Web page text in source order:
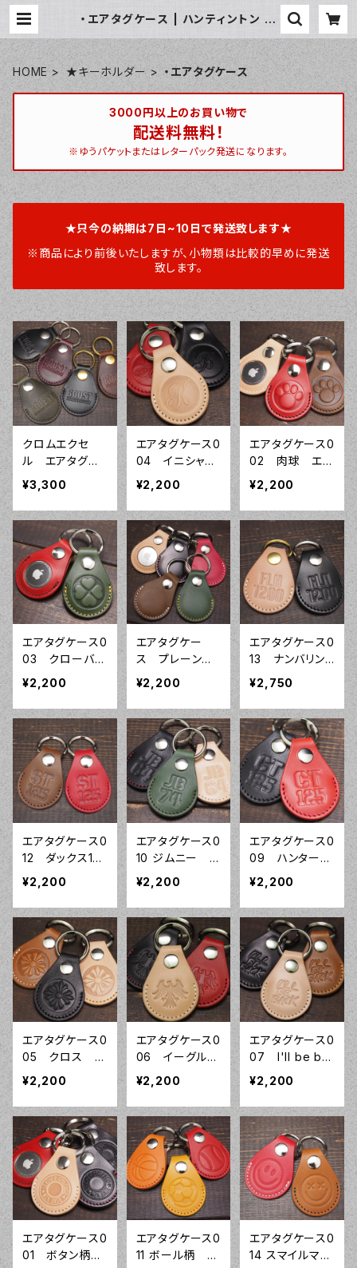
・エアタグケース | ハンティントン 宮
base
HOME
★キーホルダー ・エアタグケース
3000円以上のお買い物で
配送料無料！
※ゆうパケットまたはレターパック発送になります。
★只今の納期は7日~10日で発送致します★
※商品により前後いたしますが、小物類は比較的早めに発送
致します。
クロムエクセ
ル エアタグケ
ース コインキ
ーホルダー 本
革レザー エアタ
グ ケース カバ
ー AirTag キ
ーホルダー
¥3,300
エアタグケース0
04 イニシャ
ル エアタグカ
バー オーダー
メイド 本革レ
ザー AirTag
栃木レザー 姫
路レザー
¥2,200
エアタグケース0
02 肉球 エア
タグカバー オ
ーダーメイド
本革レザー Air
Tag 栃木レザ
ー 姫路レザー
¥2,200
エアタグケース0
03 クローバ
ー エアタグカ
バー オーダー
メイド 本革レ
ザー AirTag
栃木レザー 姫
路レザー
¥2,200
エアタグケー
ス プレーン
エアタグカバ
ー オーダーメ
イド 本革レザ
ー AirTag 栃
木レザー 姫路
レザー
¥2,200
エアタグケース0
13 ナンバリン
グ ナンバープレ
ート 車体番号
誕生日 本革レザ
ー エアタグ ケ
ース カバー Air
Tag 栃木レザ
ー 姫路レザ
ー キーホルダ
ー
¥2,750
エアタグケース0
12 ダックス125
ST125 DAX1
25 本革レザー
エアタグ ケース
カバー AirTag
栃木レザー
姫路レザー キ
ーホルダー
¥2,200
エアタグケース0
10 ジムニー J
B64 JB74 本革
レザー エアタグ
ケース カバー A
irTag 栃木レ
ザー 姫路レザ
ーキーホルダー
¥2,200
エアタグケース0
09 ハンターカ
ブ CT125 本
革レザー エアタ
グ ケース カバ
ー AirTag 栃
木レザー 姫路
レザー キーホ
ルダー
¥2,200
エアタグケース0
05 クロス エ
アタグカバー
オーダーメイ
ド 本革レザ
ー AirTag 栃
木レザー 姫路
レザー
¥2,200
エアタグケース0
06 イーグル
エアタグカバ
ー オーダーメ
イド 本革レザ
ー AirTag 栃
木レザー 姫路
レザー
¥2,200
エアタグケース0
07 I'll be ba
ck エアタグカ
バー オーダー
メイド 本革レ
ザー AirTag
栃木レザー 姫
路レザー
¥2,200
エアタグケース0
01 ボタン柄
エアタグケース0
11 ボール柄
エアタグケース0
14 スマイルマー